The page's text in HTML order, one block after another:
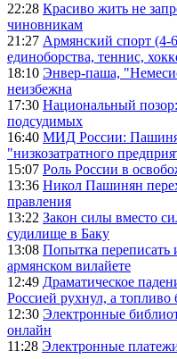
22:28 Красиво жить не
чиновникам
21:27 Армянский спорт (4-
единоборства, теннис,
18:10 Энвер-паша,
неизбежна
17:30 Национальный
подсудимых
16:40 МИД России:
"низкозатратного
15:07 Роль России в
13:36 Никол Пашинян
правления
13:22 Закон силы вместо
судилище в Баку
13:08 Попытка переписать
армянском вилайете
12:49 Драматическое
Россией рухнул, а топливо
12:30 Электронные
онлайн
11:28 Электронные